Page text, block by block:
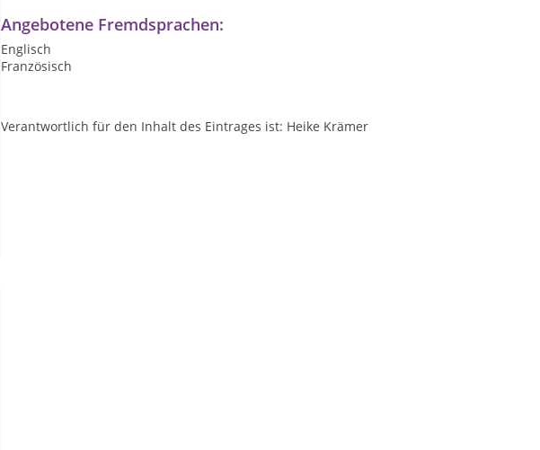
Angebotene Fremdsprachen:
Englisch
Französisch
Verantwortlich für den Inhalt des Eintrages ist: Heike Krämer